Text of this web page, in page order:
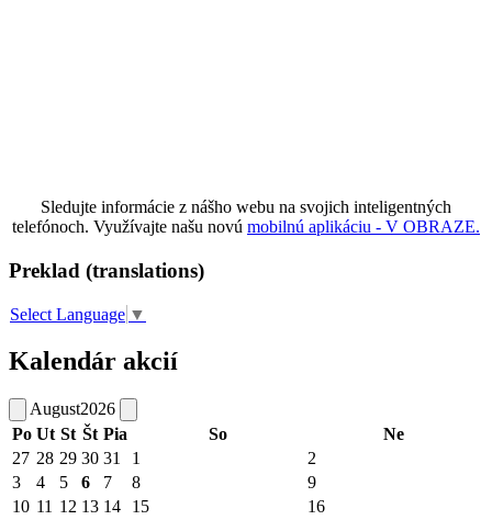
Sledujte informácie z nášho webu na svojich inteligentných
telefónoch. Využívajte našu novú mobilnú aplikáciu - V OBRAZE.
Preklad (translations)
Select Language ▼
Kalendár akcií
August2026
Po Ut St Št Pia So
Ne
27 28 29 30 31 1
2
3
4 5 6 7 8
9
10 11 12 13 14 15 16